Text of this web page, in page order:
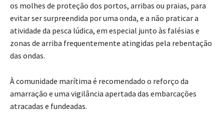
os molhes de proteção dos portos, arribas ou praias, para
evitar ser surpreendida por uma onda, e a não praticar a
atividade da pesca lúdica, em especial junto às falésias e
zonas de arriba frequentemente atingidas pela rebentação
das ondas.
À comunidade marítima é recomendado o reforço da
amarração e uma vigilância apertada das embarcações
atracadas e fundeadas.